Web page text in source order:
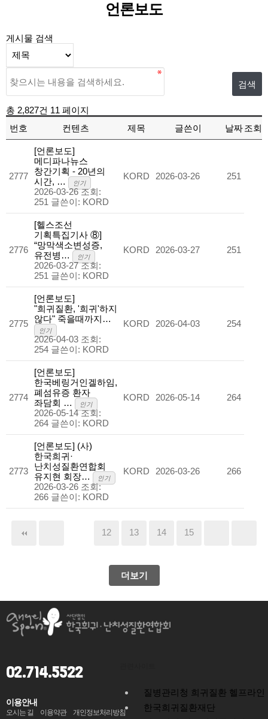
언론보도
게시물 검색
총 2,827건 11 페이지
번호
컨텐츠 제목 글쓴이 날짜조회
2777
[언론보도]
메디파나뉴스
창간기획 - 20년의
시간, …
인기
2026-03-26 조회:
251 글쓴이: KORD
KORD 2026-03-26 251
2776
[헬스조선
기획특집기사 ⑧]
“망막색소변성증,
유전병…
인기
2026-03-27 조회:
251 글쓴이: KORD
KORD 2026-03-27 251
2775
[언론보도]
"희귀질환, '희귀'하지
않다" 죽을때까지…
인기
2026-04-03 조회:
254 글쓴이: KORD
KORD 2026-04-03 254
2774
[언론보도]
한국베링거인겔하임,
폐섬유증 환자
좌담회 …
인기
2026-05-14 조회:
264 글쓴이: KORD
KORD 2026-05-14 264
2773
[언론보도] (사)
한국희귀·
난치성질환연합회
유지현 회장…
인기
2026-03-26 조회:
266 글쓴이: KORD
KORD 2026-03-26 266
12 13 14 15
더보기
질병관리청 희귀질환 헬프라인
한국희귀질환재단
02.714.5522
이용안내
오시는 길 이용약관 개인정보처리방침